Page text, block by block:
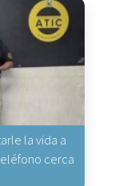
la vida a
cerca